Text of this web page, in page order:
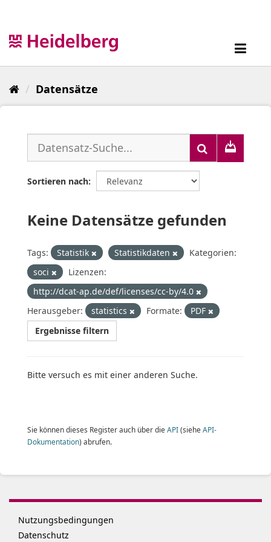
Datensätze
Sortieren nach
Keine Datensätze gefunden
Tags: Statistik Statistikdaten
Kategorien:
soci
Lizenzen:
http://dcat-ap.de/def/licenses/cc-by/4.0
Herausgeber:
statistics Formate:
PDF
Ergebnisse filtern
Bitte versuch es mit einer anderen Suche.
Sie können dieses Register auch über die API(siehe API-
Dokumentation) abrufen.
Nutzungsbedingungen
Datenschutz